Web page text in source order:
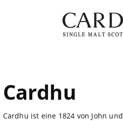
Cardhu
Cardhu ist eine 1824 von John